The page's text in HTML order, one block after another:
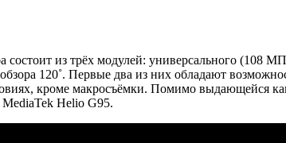
из трёх модулей: универсального (108
120˚. Первые два из них обладают
кроме макросъёмки. Помимо выдающейся
Helio G95.